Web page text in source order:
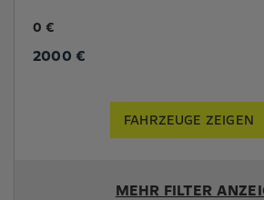
0 €
2000 €
FAHRZEUGE ZEIGEN
MEHR FILTER